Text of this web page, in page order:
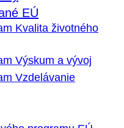
EÚ
Kvalita životného
Výskum a vývoj
Vzdelávanie